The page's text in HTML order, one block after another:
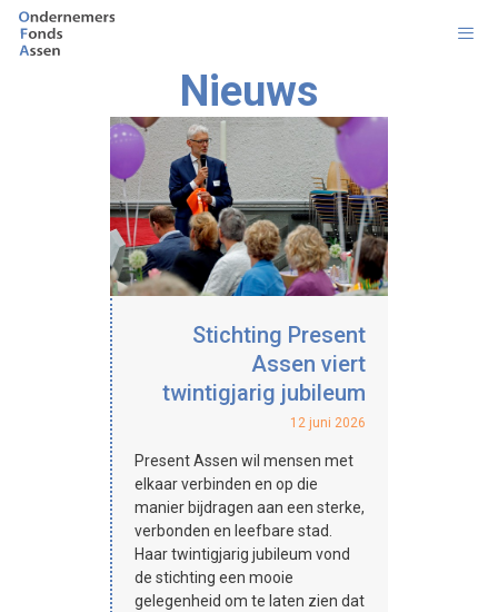
naar
Nieuws
Stichting Present
Assen viert
twintigjarig jubileum
12 juni 2026
Present Assen wil mensen met
elkaar verbinden en op die
manier bijdragen aan een sterke,
verbonden en leefbare stad.
Haar twintigjarig jubileum vond
de stichting een mooie
gelegenheid om te laten zien dat